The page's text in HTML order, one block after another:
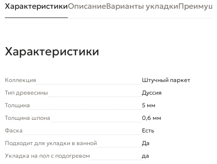
ХарактеристикиОписаниеВарианты укладки
Характеристики
Коллекция
Штучный паркет
Тип древесины
Дуссия
Толщина
5 мм
Толщина шпона
0,6 мм
Фаска
Есть
Подходит для укладки в ванной
Да
Укладка на пол c подогревом
да